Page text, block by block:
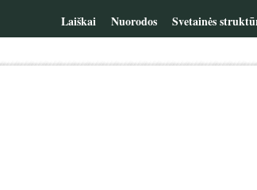
Laiškai Nuorodos Svetainės